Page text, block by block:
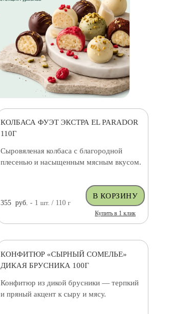
КОЛБАСА ФУЭТ ЭКСТРА EL PARADOR
110Г
Сыровяленая колбаса с благородной
плесенью и насыщенным мясным вкусом.
355 руб. - 1шт. / 110г
Купить в 1 клик
КОНФИТЮР «СЫРНЫЙ СОМЕЛЬЕ»
ДИКАЯ БРУСНИКА 100Г
Конфитюр из дикой брусники — терпкий
и пряный акцент к сыру и мясу.